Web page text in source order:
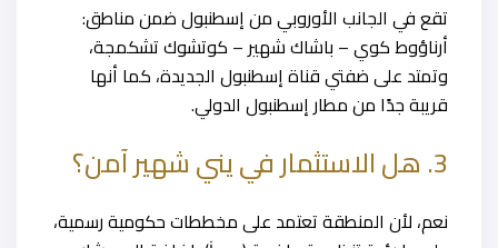
تقع في الجانب الأوروبي من إسطنبول ضمن مناطق:
أرناؤوط كوي – باشاك شهير – كوتشوك تشكمجة،
وتمتد على ضفتي قناة إسطنبول الجديدة، كما أنها
قريبة جدًا من مطار إسطنبول الدولي.
3. هل الاستثمار في يني شهير آمن؟
نعم، لأن المنطقة تعتمد على مخططات حكومية رسمية،